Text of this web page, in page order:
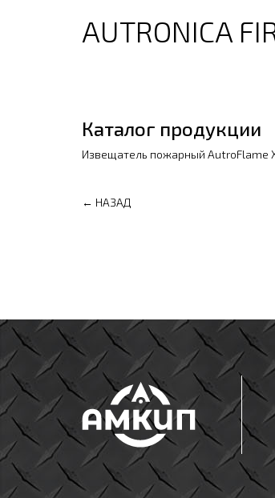
AUTRONICA
Каталог продукции
Извещатель пожарный AutroFlame
← НАЗАД